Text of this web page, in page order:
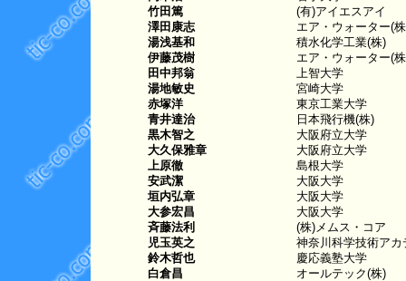
竹田篤
(有)アイエスアイ
澤田康志
エア・ウォーター(
湯浅基和
積水化学工業(株)
伊藤茂樹
エア・ウォーター(
田中邦翁
上智大学
湯地敏史
宮崎大学
赤塚洋
東京工業大学
青井達治
日本飛行機(株)
黒木智之
大阪府立大学
大久保雅章
大阪府立大学
上原徹
島根大学
安武潔
大阪大学
垣内弘章
大阪大学
大参宏昌
大阪大学
斉藤法利
(株)メムス・コア
児玉英之
神奈川科学技術アカ
鈴木哲也
慶応義塾大学
白倉昌
オールテック(株)